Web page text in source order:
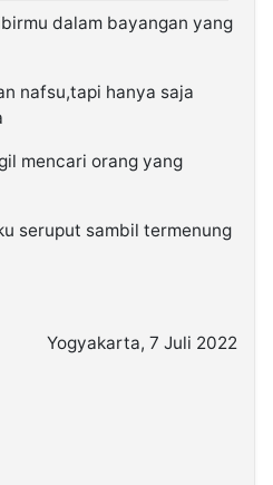
dalam bayangan yang
nafsu,tapi hanya saja
mencari orang yang
seruput sambil termenung
Yogyakarta, 7 Juli 2022